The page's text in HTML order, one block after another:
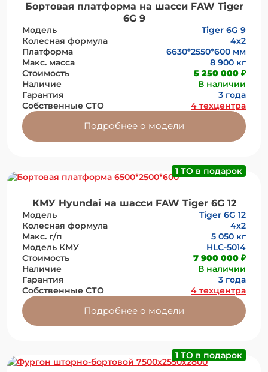
Бортовая платформа на шасси FAW Tiger
6G 9
Модель
Tiger 6G 9
Колесная формула
4x2
Платформа
6630*2550*600 мм
Макс. масса
8 900 кг
Стоимость
5 250 000 ₽
Наличие
В наличии
Гарантия
3 года
Собственные СТО
4 техцентра
Подробнее о модели
1 ТО в подарок
КМУ Hyundai на шасси FAW Tiger 6G 12
Модель
Tiger 6G 12
Колесная формула
4x2
Макс. г/п
5 050 кг
Модель КМУ
HLC-5014
Стоимость
7 900 000 ₽
Наличие
В наличии
Гарантия
3 года
Собственные СТО
4 техцентра
Подробнее о модели
1 ТО в подарок